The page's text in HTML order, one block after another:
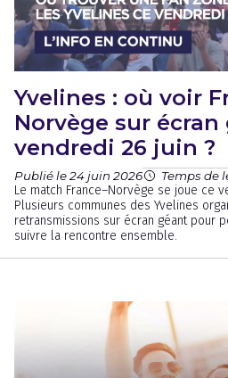
Yvelines : où voir
Norvège sur écran
vendredi 26 juin ?
Publié le 24 juin 2026 Temps de
Le match France–Norvège se joue ce
Plusieurs communes des Yvelines
retransmissions sur écran géant pour
suivre la rencontre ensemble.